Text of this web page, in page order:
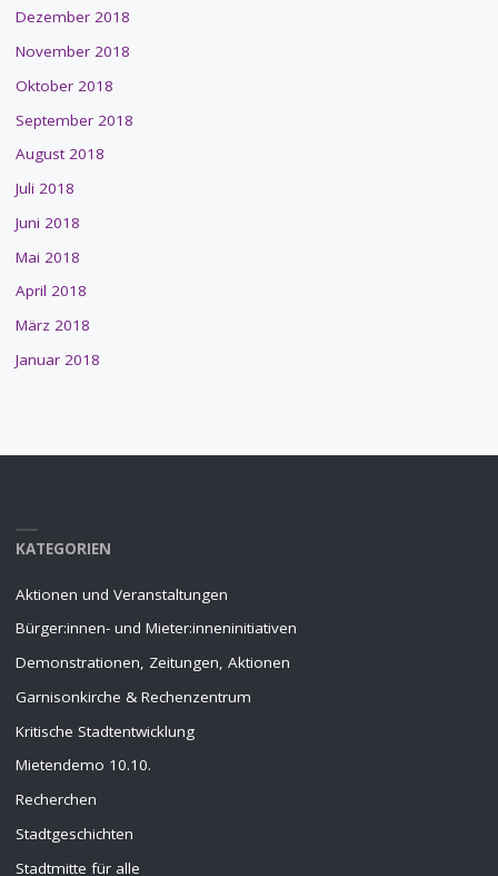
Dezember 2018
November 2018
Oktober 2018
September 2018
August 2018
Juli 2018
Juni 2018
Mai 2018
April 2018
März 2018
Januar 2018
KATEGORIEN
Aktionen und Veranstaltungen
Bürger:innen- und Mieter:inneninitiativen
Demonstrationen, Zeitungen, Aktionen
Garnisonkirche & Rechenzentrum
Kritische Stadtentwicklung
Mietendemo 10.10.
Recherchen
Stadtgeschichten
Stadtmitte für alle